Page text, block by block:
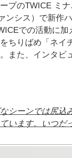
プのTWICE ミ
ンシス）で新作
での活動に
ちりばめ「ネイ
また、インタ
シーンでは尻
います。いつ